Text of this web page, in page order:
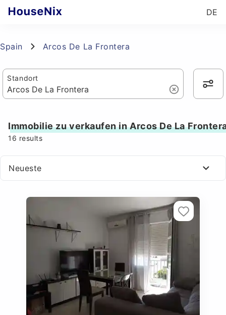
DE
Spain Arcos De La Frontera
Standort
Immobilie zu verkaufen in Arcos De La
16 results
Neueste